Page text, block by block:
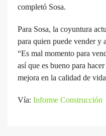
completó Sosa.
Para Sosa, la coyuntura
para quien puede vender y
“Es mal momento para
así que es bueno para
mejora en la calidad de
Vía: Informe Construcción